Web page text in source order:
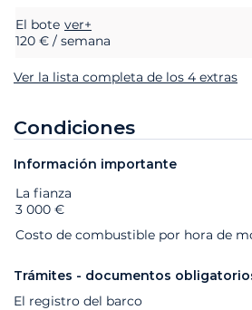
El bote ver+
120 € / semana
Ver la lista completa de los 4 extras
Condiciones
Información importante
Extras Estado
La fianza
3 000 €
Trámites - documentos
El registro del barco